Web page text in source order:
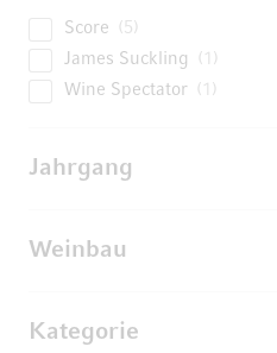
Score
5
James Suckling
1
Wine Spectator
1
Jahrgang
Weinbau
Kategorie